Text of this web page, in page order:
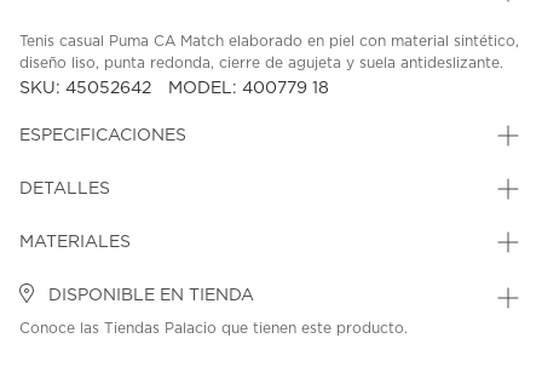
Tenis casual Puma CA Match elaborado en piel con material sintético,
diseño liso, punta redonda, cierre de agujeta y suela antideslizante.
SKU: 45052642 MODEL: 400779 18
ESPECIFICACIONES
DETALLES
MATERIALES
DISPONIBLE EN TIENDA
Conoce las Tiendas Palacio que tienen este producto.